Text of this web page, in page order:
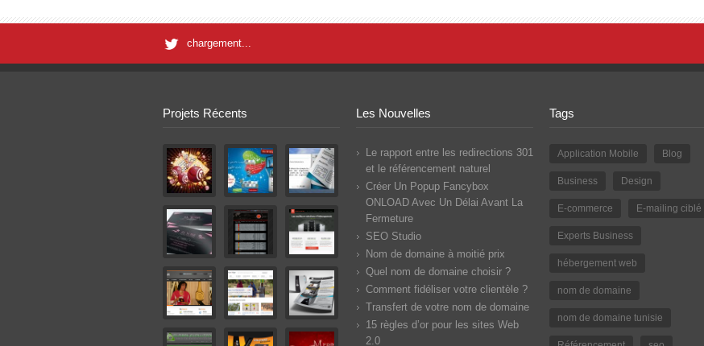
chargement...
Projets Récents Les Nouvelles
Le rapport entre les redirections 301
et le référencement naturel
Créer Un Popup Fancybox
ONLOAD Avec Un Délai Avant La
Fermeture
SEO Studio
Nom de domaine à moitié prix
Quel nom de domaine choisir ?
Comment fidéliser votre clientèle ?
Transfert de votre nom de domaine
15 règles d’or pour les sites Web
2.0
Tags
Application Mobile Blog
Business Design
E-commerce E-mailing ciblé
Experts Business
hébergement web
nom de domaine
nom de domaine tunisie